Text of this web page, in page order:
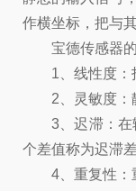
作横坐标，把与
宝德传感器的
1、线性度：指
2、灵敏度：静
3、迟滞：在输
个差值称为迟滞差
4、重复性：重